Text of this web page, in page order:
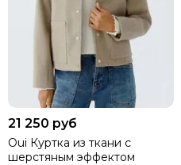
21 250 руб
Oui Куртка из ткани с
шерстяным эффектом